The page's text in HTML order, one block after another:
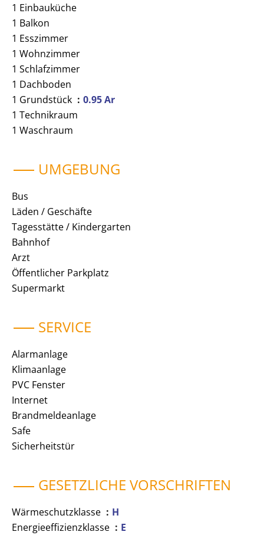
1 Einbauküche
1 Balkon
1 Esszimmer
1 Wohnzimmer
1 Schlafzimmer
1 Dachboden
1 Grundstück
0.95 Ar
1 Technikraum
1 Waschraum
UMGEBUNG
Bus
Läden / Geschäfte
Tagesstätte / Kindergarten
Bahnhof
Arzt
Öffentlicher Parkplatz
Supermarkt
SERVICE
Alarmanlage
Klimaanlage
PVC Fenster
Internet
Brandmeldeanlage
Safe
Sicherheitstür
GESETZLICHE VORSCHRIFTEN
Wärmeschutzklasse
H
Energieeffizienzklasse
E